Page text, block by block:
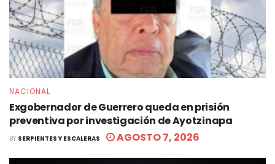
NACIONAL
Exgobernador de Guerrero queda en prisión
preventiva por investigación de Ayotzinapa
BY SERPIENTES Y ESCALERAS AGOSTO 7, 2026